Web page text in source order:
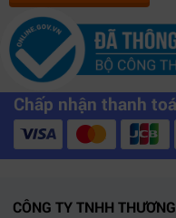
Chấp nhận thanh
CÔNG TY TNHH